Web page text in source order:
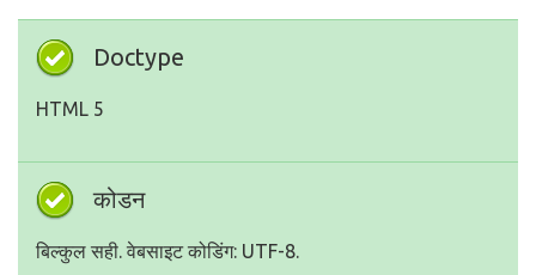
Doctype
HTML 5
कोडन
बिल्कुल सही. वेबसाइट कोडिंग: UTF-8.